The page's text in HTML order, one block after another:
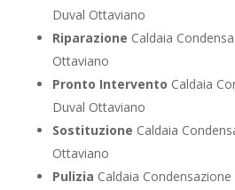
Duval Ottaviano
Riparazione Caldaia
Ottaviano
Pronto Intervento Caldaia
Duval Ottaviano
Sostituzione Caldaia
Ottaviano
Pulizia Caldaia